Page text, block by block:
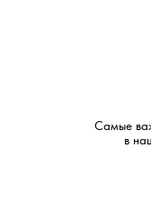
Самые
в